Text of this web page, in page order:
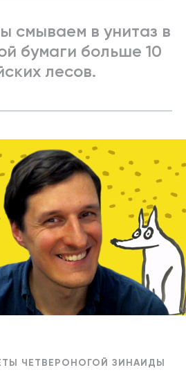
смываем в унитаз в
бумаги больше 10
лесов.
ЧЕТВЕРОНОГОЙ ЗИНАИДЫ